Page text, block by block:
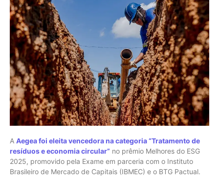
A Aegea foi eleita vencedora na categoria “Tratamento de
resíduos e economia circular” no prêmio Melhores do ESG
2025, promovido pela Exame em parceria com o Instituto
Brasileiro de Mercado de Capitais (IBMEC) e o BTG Pactual.